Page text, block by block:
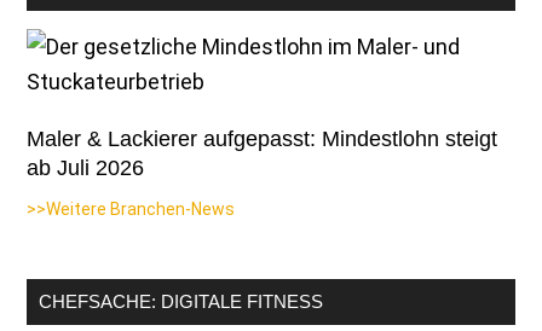
Maler & Lackierer aufgepasst: Mindestlohn steigt
ab Juli 2026
>>Weitere Branchen-News
CHEFSACHE: DIGITALE FITNESS